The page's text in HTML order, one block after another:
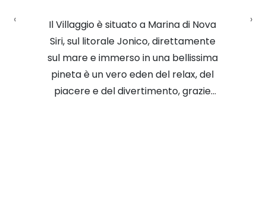
Il Villaggio è situato a Marina di Nova
Siri, sul litorale Jonico, direttamente
sul mare e immerso in una bellissima
pineta è un vero eden del relax, del
piacere e del divertimento, grazie
‹ ›